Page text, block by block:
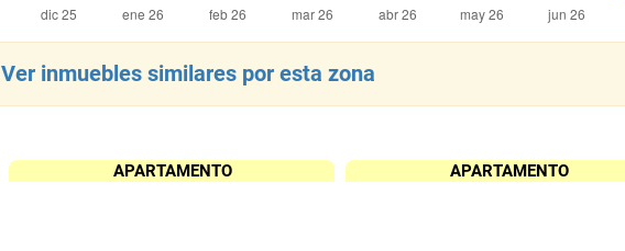
Ver inmuebles similares por esta zona
APARTAMENTO APARTAMENTO